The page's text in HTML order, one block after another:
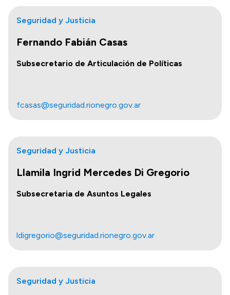
Seguridad y Justicia
Fernando Fabián Casas
Subsecretario de Articulación de Políticas
fcasas@seguridad.rionegro.gov.ar
Seguridad y Justicia
Llamila Ingrid Mercedes Di Gregorio
Subsecretaria de Asuntos Legales
ldigregorio@seguridad.rionegro.gov.ar
Seguridad y Justicia